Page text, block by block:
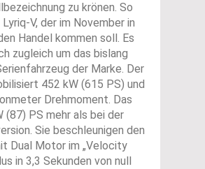
zu krönen. So
V, der im November in
Handel kommen soll. Es
zugleich um das bislang
der Marke. Der
452 kW (615 PS) und
Drehmoment. Das
(87) PS mehr als bei der
Sie beschleunigen den
Dual Motor im „Velocity
in 3,3 Sekunden von null